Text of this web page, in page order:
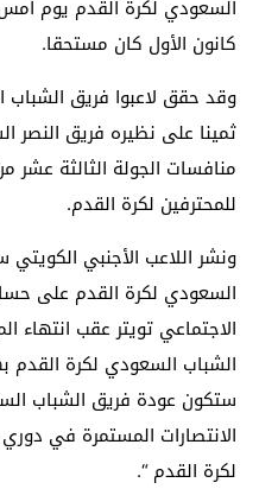
كانون الأول كان مستحقا.
وقد حقق لاعبوا فريق الشباب
ثمينا على نظيره فريق
منافسات الجولة الثالثة
للمحترفين لكرة القدم.
ونشر اللاعب الأجنبي
السعودي لكرة القدم على
الاجتماعي تويتر عقب انتهاء
الشباب السعودي لكرة القدم
ستكون عودة فريق الشباب
الانتصارات المستمرة في
لكرة القدم “.